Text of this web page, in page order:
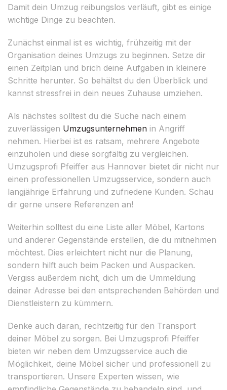
Damit dein Umzug reibungslos verläuft, gibt es einige
wichtige Dinge zu beachten.
Zunächst einmal ist es wichtig, frühzeitig mit der
Organisation deines Umzugs zu beginnen. Setze dir
einen Zeitplan und brich deine Aufgaben in kleinere
Schritte herunter. So behältst du den Überblick und
kannst stressfrei in dein neues Zuhause umziehen.
Als nächstes solltest du die Suche nach einem
zuverlässigen Umzugsunternehmen in Angriff
nehmen. Hierbei ist es ratsam, mehrere Angebote
einzuholen und diese sorgfältig zu vergleichen.
Umzugsprofi Pfeiffer aus Hannover bietet dir nicht nur
einen professionellen Umzugsservice, sondern auch
langjährige Erfahrung und zufriedene Kunden. Schau
dir gerne unsere Referenzen an!
Weiterhin solltest du eine Liste aller Möbel, Kartons
und anderer Gegenstände erstellen, die du mitnehmen
möchtest. Dies erleichtert nicht nur die Planung,
sondern hilft auch beim Packen und Auspacken.
Vergiss außerdem nicht, dich um die Ummeldung
deiner Adresse bei den entsprechenden Behörden und
Dienstleistern zu kümmern.
Denke auch daran, rechtzeitig für den Transport
deiner Möbel zu sorgen. Bei Umzugsprofi Pfeiffer
bieten wir neben dem Umzugsservice auch die
Möglichkeit, deine Möbel sicher und professionell zu
transportieren. Unsere Experten wissen, wie